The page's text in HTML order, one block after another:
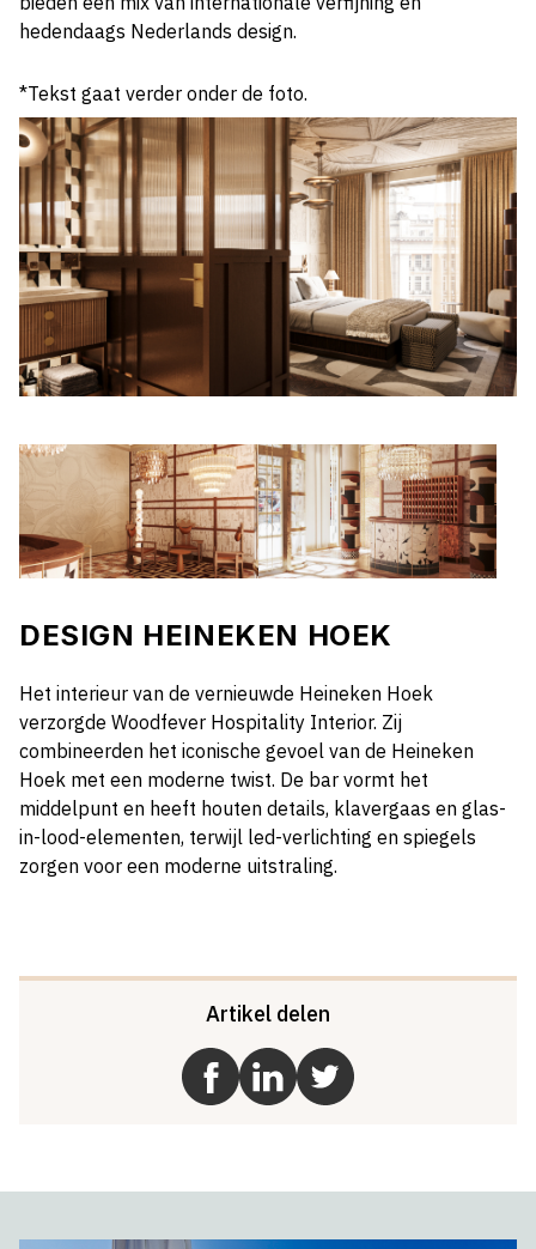
hedendaags Nederlands design.
*Tekst gaat verder onder de foto.
DESIGN HEINEKEN HOEK
Het interieur van de vernieuwde Heineken Hoek
verzorgde Woodfever Hospitality Interior. Zij
combineerden het iconische gevoel van de Heineken
Hoek met een moderne twist. De bar vormt het
middelpunt en heeft houten details, klavergaas en glas-
in-lood-elementen, terwijl led-verlichting en spiegels
zorgen voor een moderne uitstraling.
Artikel delen